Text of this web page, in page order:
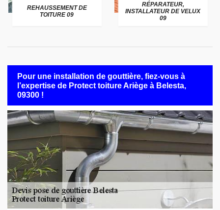
REHAUSSEMENT DE
TOITURE 09
RÉPARATEUR,
INSTALLATEUR DE VELUX
09
Pour une installation de gouttière, fiez-vous à
l’expertise de Protect toiture Ariège à Belesta,
09300 !